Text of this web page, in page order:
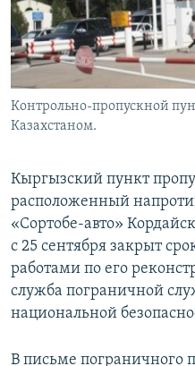
Контрольно-пропускной
Казахстаном.
Кыргызский пункт
расположенный
«Сортобе-авто»
с 25 сентября закрыт
работами по его
служба пограничной
национальной
В письме пограничного